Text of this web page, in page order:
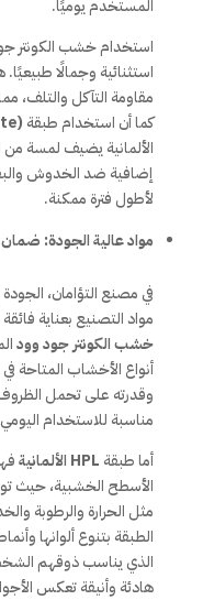
المستخدم يوميًا.
استخدام خشب الكونتر
استثنائية وجمالًا
مقاومة التآكل والتلف،
كما أن استخدام طبقة
الألمانية يضيف لمسة من
إضافية ضد الخدوش
لأطول فترة ممكنة.
مواد عالية الجودة:
في مصنع التؤامان،
مواد التصنيع بعناية
خشب الكونتر جود وود
أنواع الأخشاب المتاحة
وقدرته على تحمل الظروف
مناسبة للاستخدام
أما طبقة HPL الألمانية
الأسطح الخشبية، حيث
مثل الحرارة والرطوبة
الطبقة بتنوع ألوانها
الذي يناسب ذوقهم
هادئة وأنيقة تعكس